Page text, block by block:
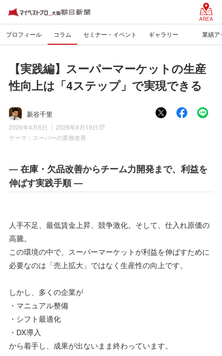
AREA
プロフィール コラム セミナー・イベント ギャラリー 業績ア
【実践編】スーパーマーケットの生産
性向上は「4ステップ」で実現できる
新谷千里
2026年4月6日
2026年6月19日
テーマ： スーパーの業務改善
― 在庫・欠品改善からチーム力開発まで、利益を
伸ばす実践手順 ―
人手不足、最低賃金上昇、競争激化。そして、仕入れ原価の
高騰。
この環境の中で、スーパーマーケットが利益を伸ばすために
必要なのは「売上拡大」ではなく生産性の向上です。
しかし、多くの企業が
・マニュアル整備
・シフト最適化
・DX導入
から着手し、成果が出ないまま終わっています。